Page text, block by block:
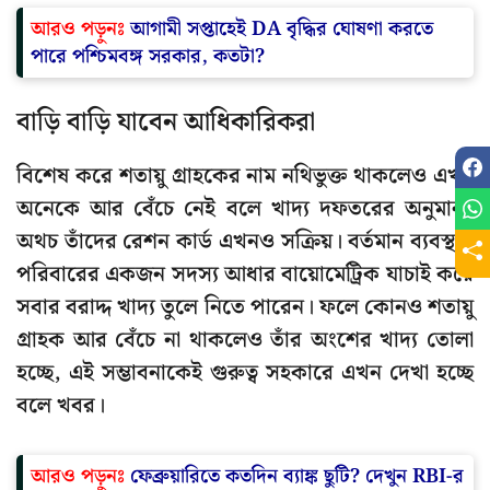
আরও পড়ুনঃআগামী সপ্তাহেই DA বৃদ্ধির ঘোষণা করতে
পারে পশ্চিমবঙ্গ সরকার, কতটা?
বাড়ি বাড়ি যাবেন আধিকারিকরা
বিশেষ করে শতায়ু গ্রাহকের নাম নথিভুক্ত থাকলেও এখন
অনেকে আর বেঁচে নেই বলে খাদ্য দফতরের অনুমান।
অথচ তাঁদের রেশন কার্ড এখনও সক্রিয়। বর্তমান ব্যবস্থায়
পরিবারের একজন সদস্য আধার বায়োমেট্রিক যাচাই করে
সবার বরাদ্দ খাদ্য তুলে নিতে পারেন। ফলে কোনও শতায়ু
গ্রাহক আর বেঁচে না থাকলেও তাঁর অংশের খাদ্য তোলা
হচ্ছে, এই সম্ভাবনাকেই গুরুত্ব সহকারে এখন দেখা হচ্ছে
বলে খবর।
আরও পড়ুনঃ ফেব্রুয়ারিতে কতদিন ব্যাঙ্ক ছুটি? দেখুন RBI-র